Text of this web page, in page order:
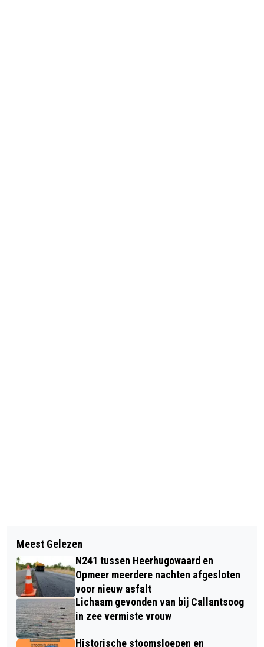
FIETSER AANGEREDEN OP
RISICOVOLLE OVERSTEEK IN
ALKMAAR
OPEN DAGEN TECHNIEKOPLEIDINGEN
IN O.A. BEVERWIJK, HOOFDDORP EN
HEERHUGOWAARD
Meest Gelezen
N241 tussen Heerhugowaard en
Opmeer meerdere nachten afgesloten
voor nieuw asfalt
Lichaam gevonden van bij Callantsoog
in zee vermiste vrouw
Historische stoomsloepen en